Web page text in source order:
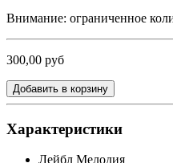
Внимание: ограниченное
300,00 руб
Добавить в корзину
Характеристики
Лейбл Мелодия